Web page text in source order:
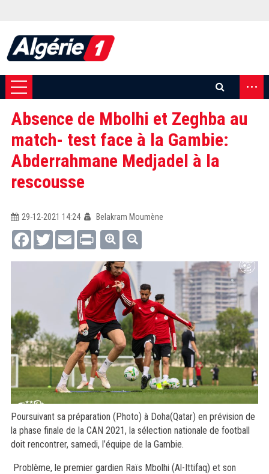
...
Absence de Mbolhi et Zeghba au
match- test face à la Gambie:
Abderrahmane Medjadel à la
rescousse
29-12-2021 14:24
Belakram Moumène
FacebookTwitterEmail Print
Poursuivant sa préparation (Photo) à Doha(Qatar) en prévision de
la phase finale de la CAN 2021, la sélection nationale de football
doit rencontrer, samedi, l’équipe de la Gambie.
Problème, le premier gardien Raïs Mbolhi (Al-Ittifaq) et son